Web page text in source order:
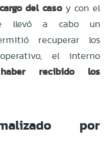
del casoy con el
llevó a cabo un
recuperar los
el interno
haber recibido los
por